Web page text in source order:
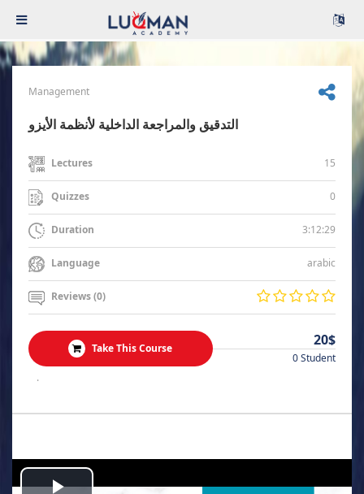
Management
التدقيق والمراجعة الداخلية لأنظمة الأيزو
Lectures 15
Quizzes 0
Duration 3:12:29
Language arabic
Reviews (0)
Take This Course 20$
0 Student
.